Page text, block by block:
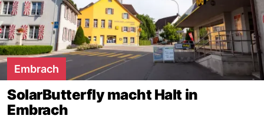
Embrach
SolarButterfly macht Halt in
Embrach